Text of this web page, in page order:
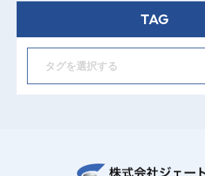
TAG
タグを選択する